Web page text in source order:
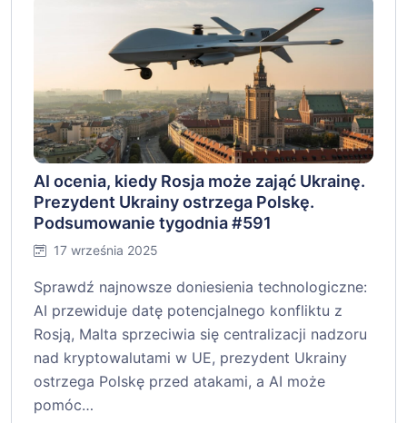
AI ocenia, kiedy Rosja może zająć Ukrainę.
Prezydent Ukrainy ostrzega Polskę.
Podsumowanie tygodnia #591
17 września 2025
Sprawdź najnowsze doniesienia technologiczne:
AI przewiduje datę potencjalnego konfliktu z
Rosją, Malta sprzeciwia się centralizacji nadzoru
nad kryptowalutami w UE, prezydent Ukrainy
ostrzega Polskę przed atakami, a AI może
pomóc…